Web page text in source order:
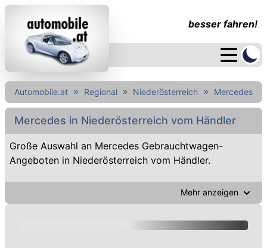
besser fahren!
Automobile.at Regional Niederösterreich Mercedes
Mercedes in Niederösterreich vom Händler
Große Auswahl an Mercedes Gebrauchtwagen-
Angeboten in Niederösterreich vom Händler.
Mehr anzeigen